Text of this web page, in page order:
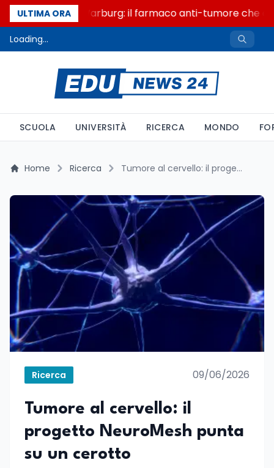
ULTIMA ORA
Un secolo di Warburg: il farmaco anti-tumore che
Loading...
SCUOLA UNIVERSITÀ RICERCA MONDO
Home Ricerca Tumore al cervello: il progetto NeuroMesh punta su un cerotto biodegradabile
Ricerca 09/06/2026
Tumore al cervello: il
progetto NeuroMesh punta
su un cerotto